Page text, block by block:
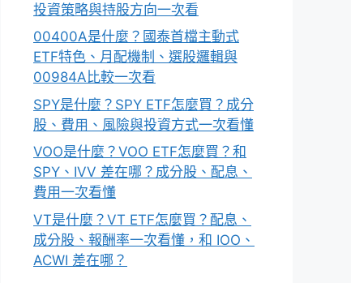
投資策略與持股方向一次看
00400A是什麼？國泰首檔主動式
ETF特色、月配機制、選股邏輯與
00984A比較一次看
SPY是什麼？SPY ETF怎麼買？成分
股、費用、風險與投資方式一次看懂
VOO是什麼？VOO ETF怎麼買？和
SPY、IVV 差在哪？成分股、配息、
費用一次看懂
VT是什麼？VT ETF怎麼買？配息、
成分股、報酬率一次看懂，和 IOO、
ACWI 差在哪？